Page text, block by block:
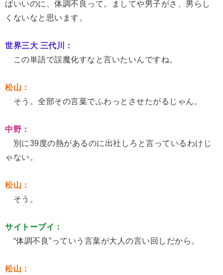
ばいいのに、体調不良って。ましてや男子がさ、男らし
くないなと思います。
世界三大 三代川：
この単語で誤魔化すなと言いたいんですね。
松山：
そう。全部その言葉でふわっとさせたがるじゃん。
中野：
別に39度の熱があるのに出社しろと言っているわけじ
ゃない。
松山：
そう。
サイトーブイ：
“体調不良”っていう言葉が大人の言い回しだから。
松山：